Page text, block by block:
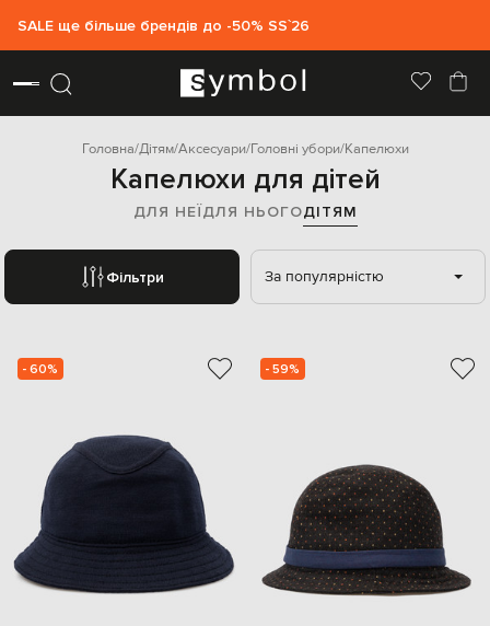
SALE ще більше брендів до -50% SS`26
Головна Дітям Аксесуари Головні убори Капелюхи
Капелюхи для дітей
ДЛЯ НЕЇДЛЯ НЬОГОДІТЯМ
Фільтри За популярністю
- 60% - 59%